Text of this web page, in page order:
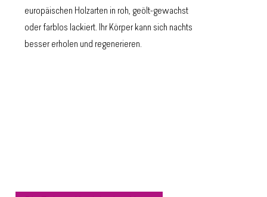
europäischen Holzarten in roh, geölt-gewachst
oder farblos lackiert. Ihr Körper kann sich nachts
besser erholen und regenerieren.